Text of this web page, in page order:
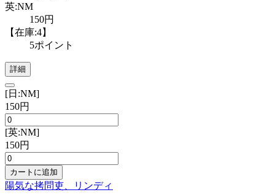
英:NM
150円
【在庫:4】
5ポイント
詳細
[日:NM]
150円
[英:NM]
150円
カートに追加
陽気な拷問吏、リンディ